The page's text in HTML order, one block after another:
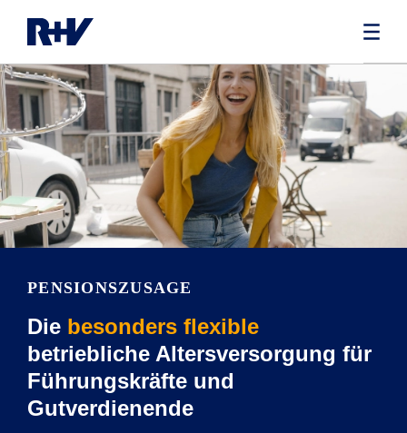
PENSIONSZUSAGE
Die besonders flexible
betriebliche Altersversorgung für
Führungskräfte und
Gutverdienende